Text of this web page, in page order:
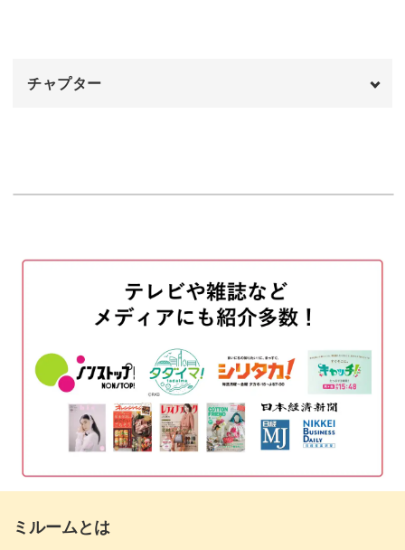
チャプター
スポンジ生地に質感をつける
スポンジに焼き色をつける
茎を作る 14:03
葉っぱを作る
茎に葉っぱを接着する
クレイを重ねてクリームを塗る 19:39
ケーキにツヤを出す
ミルームとは